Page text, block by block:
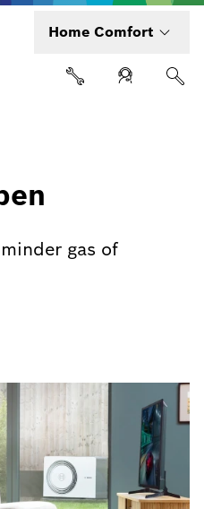
Home Comfort
gas of